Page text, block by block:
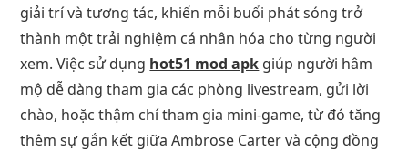
giải trí và tương tác, khiến mỗi buổi phát sóng trở
thành một trải nghiệm cá nhân hóa cho từng người
xem. Việc sử dụng hot51 mod apk giúp người hâm
mộ dễ dàng tham gia các phòng livestream, gửi lời
chào, hoặc thậm chí tham gia mini-game, từ đó tăng
thêm sự gắn kết giữa Ambrose Carter và cộng đồng